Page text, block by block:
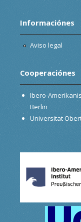
Informaciónes
Aviso legal
Cooperaciónes
Ibero-
Berlin
Universitat